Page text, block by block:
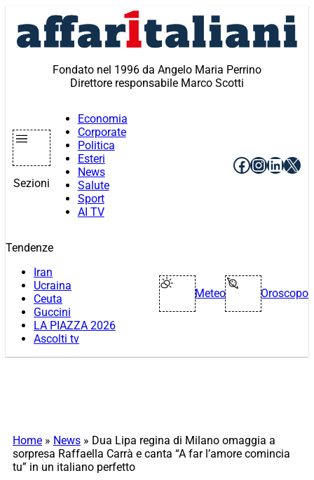
contenuto
Fondato nel 1996 da Angelo Maria Perrino
Direttore responsabile Marco Scotti
Sezioni
Economia
Corporate
Politica
Esteri
News
Salute
Sport
AI TV
Facebook
X
Tendenze
Iran
Ucraina
Ceuta
Guccini
LA PIAZZA 2026
Ascolti tv
Meteo Oroscopo
Home » News » Dua Lipa regina di Milano omaggia a
sorpresa Raffaella Carrà e canta “A far l’amore comincia
tu” in un italiano perfetto